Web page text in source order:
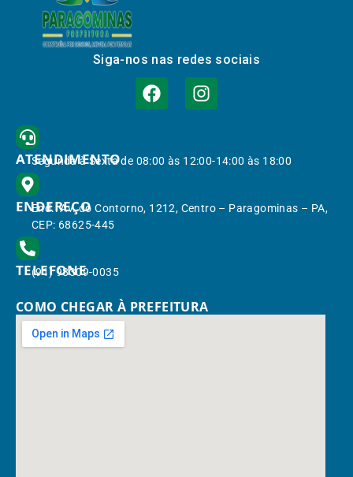
Siga-nos nas redes sociais
ATENDIMENTO
Segunda à Sexta de 08:00 às 12:00-14:00 às 18:00
ENDEREÇO
End.: Av. do Contorno, 1212, Centro – Paragominas – PA,
CEP: 68625-445
TELEFONE
(91) 98309-0035
COMO CHEGAR À PREFEITURA